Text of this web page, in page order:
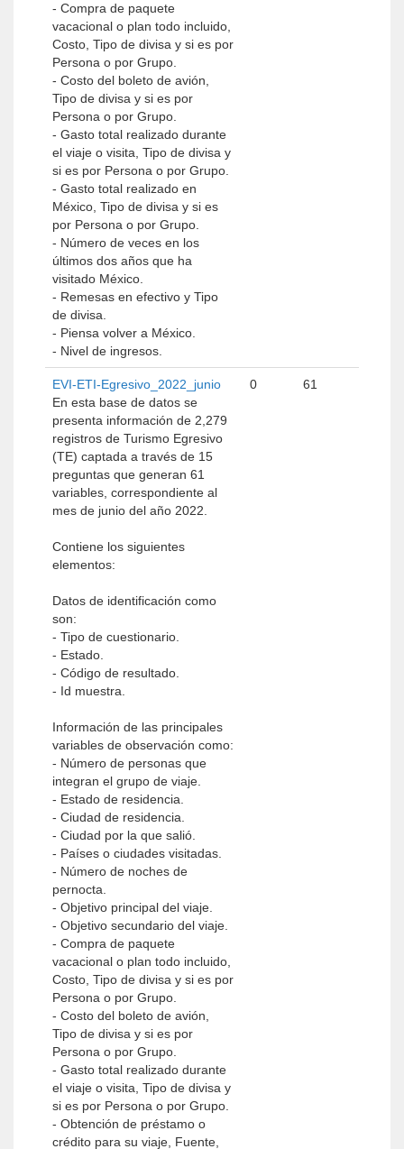
- Compra de paquete
vacacional o plan todo incluido,
Costo, Tipo de divisa y si es por
Persona o por Grupo.
- Costo del boleto de avión,
Tipo de divisa y si es por
Persona o por Grupo.
- Gasto total realizado durante
el viaje o visita, Tipo de divisa y
si es por Persona o por Grupo.
- Gasto total realizado en
México, Tipo de divisa y si es
por Persona o por Grupo.
- Número de veces en los
últimos dos años que ha
visitado México.
- Remesas en efectivo y Tipo
de divisa.
- Piensa volver a México.
- Nivel de ingresos.
EVI-ETI-Egresivo_2022_junio
En esta base de datos se
presenta información de 2,279
registros de Turismo Egresivo
(TE) captada a través de 15
preguntas que generan 61
variables, correspondiente al
mes de junio del año 2022.
Contiene los siguientes
elementos:
Datos de identificación como
son:
- Tipo de cuestionario.
- Estado.
- Código de resultado.
- Id muestra.
Información de las principales
variables de observación como:
- Número de personas que
integran el grupo de viaje.
- Estado de residencia.
- Ciudad de residencia.
- Ciudad por la que salió.
- Países o ciudades visitadas.
- Número de noches de
pernocta.
- Objetivo principal del viaje.
- Objetivo secundario del viaje.
- Compra de paquete
vacacional o plan todo incluido,
Costo, Tipo de divisa y si es por
Persona o por Grupo.
- Costo del boleto de avión,
Tipo de divisa y si es por
Persona o por Grupo.
- Gasto total realizado durante
el viaje o visita, Tipo de divisa y
si es por Persona o por Grupo.
- Obtención de préstamo o
crédito para su viaje, Fuente,
0 61